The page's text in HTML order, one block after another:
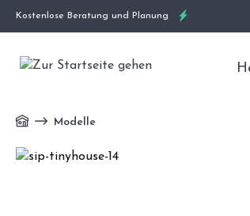
Kostenlose Beratung und Planung
Modelle